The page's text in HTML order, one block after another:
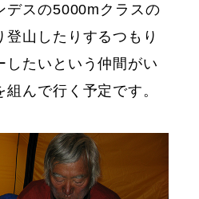
デスの5000mクラスの
山したりするつもり
したいという仲間がい
んで行く予定です。